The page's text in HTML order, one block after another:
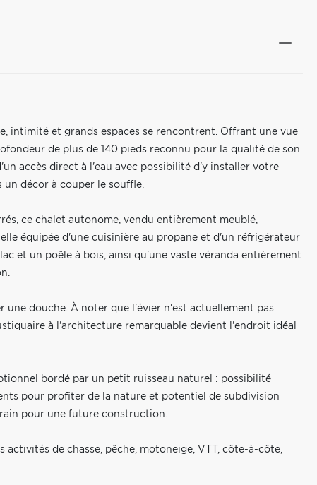
intimité et grands espaces se rencontrent. Offrant une vue
de plus de 140 pieds reconnu pour la qualité de son
accès direct à l'eau avec possibilité d'y installer votre
décor à couper le souffle.
ce chalet autonome, vendu entièrement meublé,
équipée d'une cuisinière au propane et d'un réfrigérateur
et un poêle à bois, ainsi qu'une vaste véranda entièrement
une douche. À noter que l'évier n'est actuellement pas
à l'architecture remarquable devient l'endroit idéal
bordé par un petit ruisseau naturel : possibilité
pour profiter de la nature et potentiel de subdivision
pour une future construction.
de chasse, pêche, motoneige, VTT, côte-à-côte,